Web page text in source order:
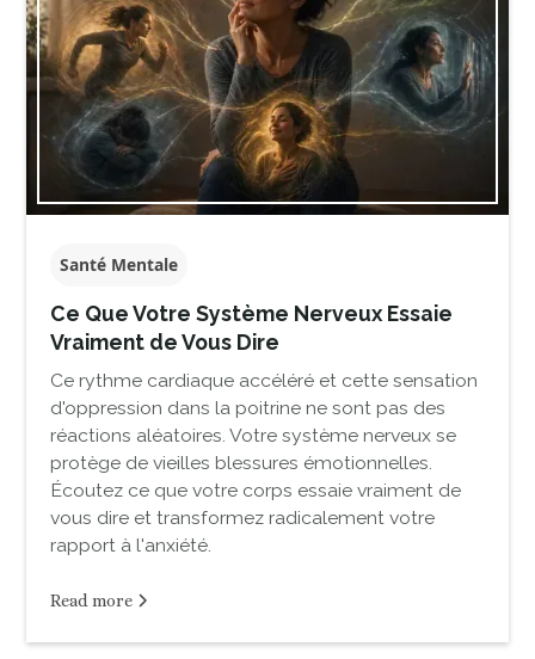
Santé Mentale
Ce Que Votre Système Nerveux Essaie
Vraiment de Vous Dire
Ce rythme cardiaque accéléré et cette sensation
d'oppression dans la poitrine ne sont pas des
réactions aléatoires. Votre système nerveux se
protège de vieilles blessures émotionnelles.
Écoutez ce que votre corps essaie vraiment de
vous dire et transformez radicalement votre
rapport à l'anxiété.
Read more